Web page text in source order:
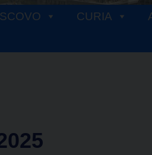
CURIA